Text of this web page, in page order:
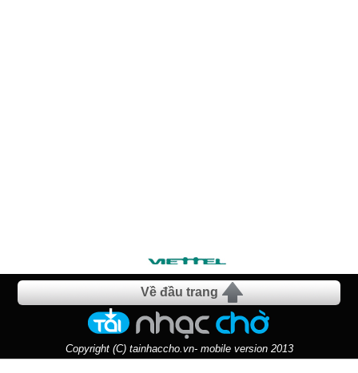
Về đầu trang
Copyright (C) tainhaccho.vn- mobile version 2013